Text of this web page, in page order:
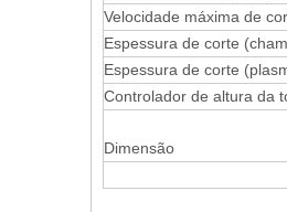
Velocidade máxima de
Espessura de corte
Espessura de corte
Controlador de altura da
Dimensão